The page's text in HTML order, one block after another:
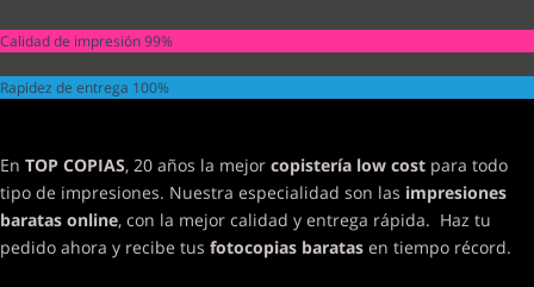
Calidad de impresión99%
Rapidez de entrega 100%
En TOP COPIAS, 20 años la mejor copistería low cost para todo
tipo de impresiones. Nuestra especialidad son las impresiones
baratas online, con la mejor calidad y entrega rápida. Haz tu
pedido ahora y recibe tus fotocopias baratas en tiempo récord.